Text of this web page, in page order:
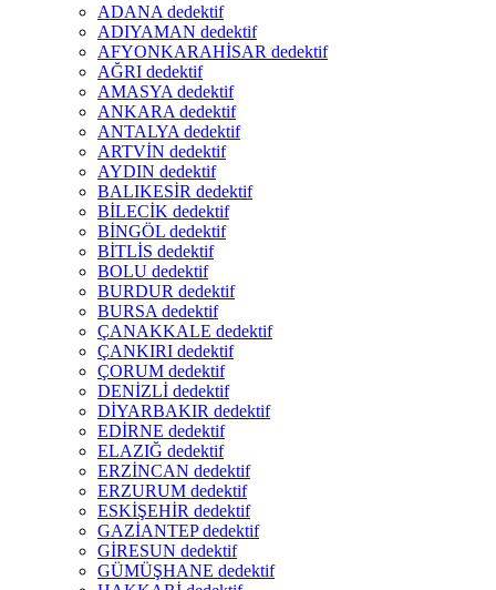
ADANA dedektif
ADIYAMAN dedektif
AFYONKARAHİSAR dedektif
AĞRI dedektif
AMASYA dedektif
ANKARA dedektif
ANTALYA dedektif
ARTVİN dedektif
AYDIN dedektif
BALIKESİR dedektif
BİLECİK dedektif
BİNGÖL dedektif
BİTLİS dedektif
BOLU dedektif
BURDUR dedektif
BURSA dedektif
ÇANAKKALE dedektif
ÇANKIRI dedektif
ÇORUM dedektif
DENİZLİ dedektif
DİYARBAKIR dedektif
EDİRNE dedektif
ELAZIĞ dedektif
ERZİNCAN dedektif
ERZURUM dedektif
ESKİŞEHİR dedektif
GAZİANTEP dedektif
GİRESUN dedektif
GÜMÜŞHANE dedektif